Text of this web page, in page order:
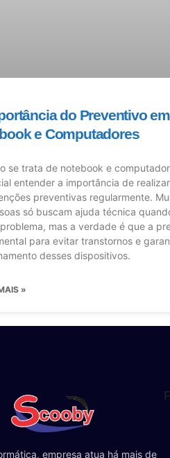
do Preventivo em
e Computadores
se trata de notebook e
entender a importância de realizar
preventivas regularmente.
só buscam ajuda técnica
mas a verdade é que a
para evitar transtornos e
desses dispositivos.
»
empresa atua há mais de